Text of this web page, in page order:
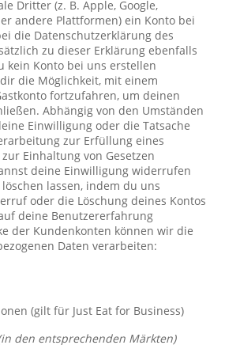
Dritter (z. B. Apple, Google,
andere Plattformen) ein Konto bei
die Datenschutzerklärung des
zu dieser Erklärung ebenfalls
kein Konto bei uns erstellen
die Möglichkeit, mit einem
fortzufahren, um deinen
Abhängig von den Umständen
Einwilligung oder die Tatsache
zur Erfüllung eines
Einhaltung von Gesetzen
deine Einwilligung widerrufen
lassen, indem du uns
oder die Löschung deines Kontos
deine Benutzererfahrung
der Kundenkonten können wir die
Daten verarbeiten:
(gilt für Just Eat for Business)
den entsprechenden Märkten)